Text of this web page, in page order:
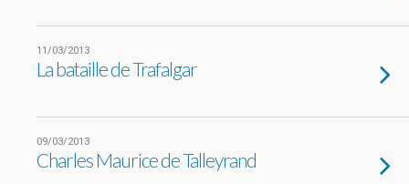
11/03/2013
La bataille de Trafalgar
09/03/2013
Charles Maurice de Talleyrand